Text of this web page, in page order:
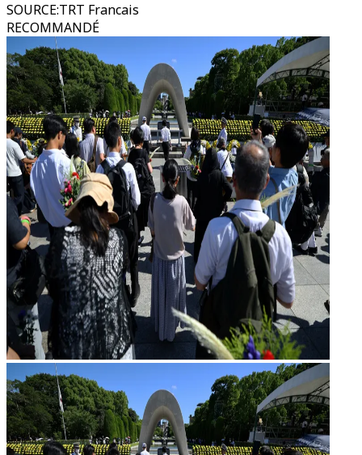
SOURCE:TRT Francais
RECOMMANDÉ